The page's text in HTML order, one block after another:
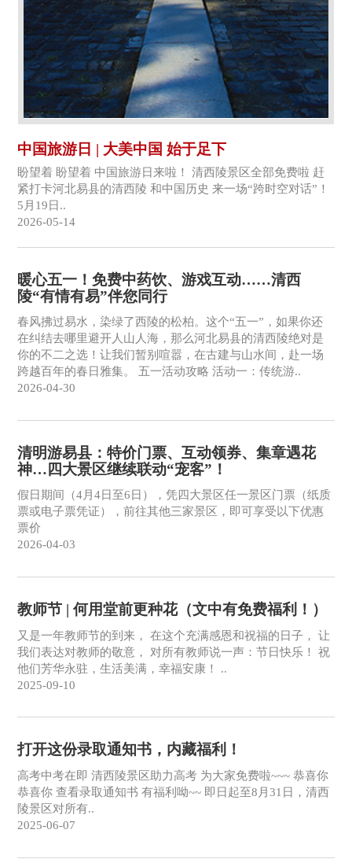
中国旅游日 | 大美中国 始于足下
盼望着 盼望着 中国旅游日来啦！ 清西陵景区全部免费啦 赶
紧打卡河北易县的清西陵 和中国历史 来一场“跨时空对话”！
5月19日..
2026-05-14
暖心五一！免费中药饮、游戏互动……清西
陵“有情有易”伴您同行
春风拂过易水，染绿了西陵的松柏。这个“五一”，如果你还
在纠结去哪里避开人山人海，那么河北易县的清西陵绝对是
你的不二之选！让我们暂别喧嚣，在古建与山水间，赴一场
跨越百年的春日雅集。 五一活动攻略 活动一：传统游..
2026-04-30
清明游易县：特价门票、互动领券、集章遇花
神…四大景区继续联动“宠客”！
假日期间（4月4日至6日），凭四大景区任一景区门票（纸质
票或电子票凭证），前往其他三家景区，即可享受以下优惠
票价
2026-04-03
教师节 | 何用堂前更种花（文中有免费福利！）
又是一年教师节的到来， 在这个充满感恩和祝福的日子， 让
我们表达对教师的敬意， 对所有教师说一声：节日快乐！ 祝
他们芳华永驻，生活美满，幸福安康！ ..
2025-09-10
打开这份录取通知书，内藏福利！
高考中考在即 清西陵景区助力高考 为大家免费啦~~~ 恭喜你
恭喜你 查看录取通知书 有福利呦~~ 即日起至8月31日，清西
陵景区对所有..
2025-06-07